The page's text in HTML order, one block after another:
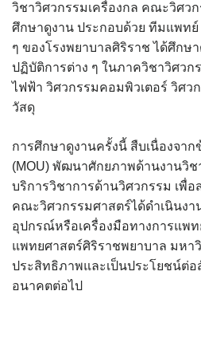
วิชาวิศวกรรมเครื่องกล คณะวิศว
ศึกษาดูงาน ประกอบด้วย ทีมแพทย์
ๆ ของโรงพยาบาลศิริราช ได้ศึกษ
ปฏิบัติการต่าง ๆ ในภาควิชาวิศวก
ไฟฟ้า วิศวกรรมคอมพิวเตอร์ วิศว
วัสดุ
การศึกษาดูงานครั้งนี้ สืบเนื่องจา
(MOU) พัฒนาศักยภาพด้านงานวิช
บริการวิชาการด้านวิศวกรรม เพื่
คณะวิศวกรรมศาสตร์ได้ดำเนินง
อุปกรณ์หรือเครื่องมือทางการแพ
แพทยศาสตร์ศิริราชพยาบาล มหา
ประสิทธิภาพและเป็นประโยชน์ต่
อนาคตต่อไป